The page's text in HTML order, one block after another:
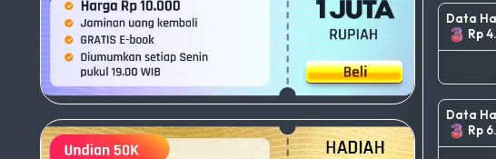
Data
Rp
Data
Rp